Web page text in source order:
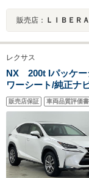
販売店： ＬＩＢＥＲ
レクサス
NX 200t Iパッケー
ワーシート/純正ナ
従クルーズコント
ステアリングヒー
販売店保証 車両品質評価